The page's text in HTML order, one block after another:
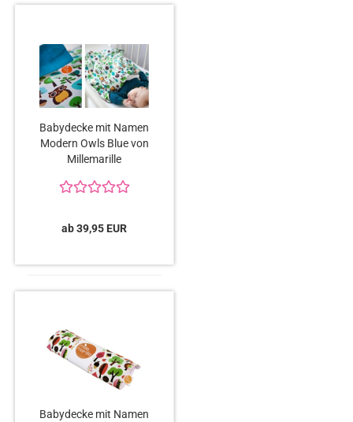
Babydecke mit Namen
Modern Owls Blue von
Millemarille
ab 39,95 EUR
Babydecke mit Namen